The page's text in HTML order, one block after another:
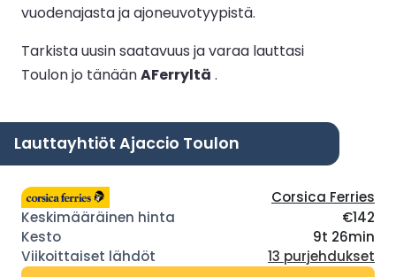
vuodenajasta ja ajoneuvotyypistä.
Tarkista uusin saatavuus ja varaa lauttasi
Toulon jo tänäänAFerryltä .
Lauttayhtiöt Ajaccio Toulon
Corsica Ferries
€142
9t 26min
13 purjehdukset